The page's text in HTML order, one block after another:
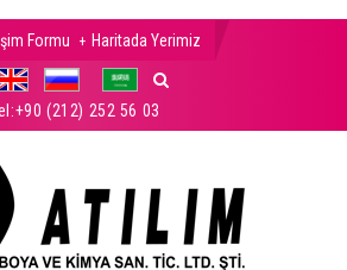
+90 (212) 252 56 03
Formu Haritada Yerimiz